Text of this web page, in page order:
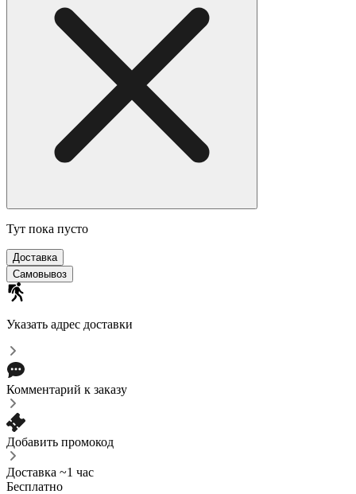
Тут пока пусто
Доставка
Самовывоз
Указать адрес доставки
Комментарий к заказу
Добавить промокод
Доставка ~1 час
Бесплатно